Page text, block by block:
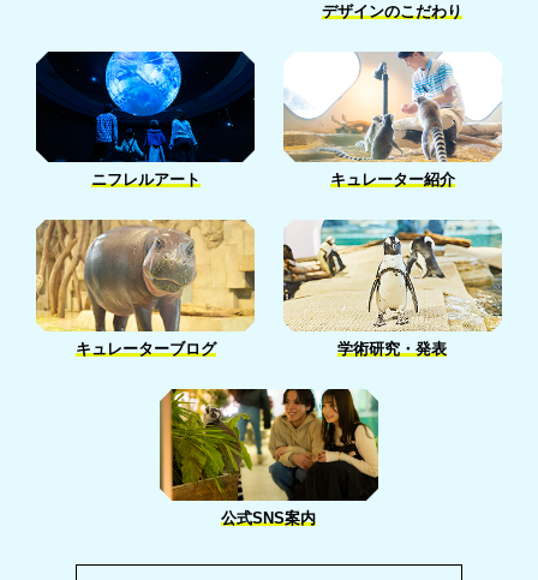
1月［7］
1月［2］
デザインのこだわり
ニフレルアート キュレーター紹介
キュレーターブログ 学術研究・発表
公式SNS案内